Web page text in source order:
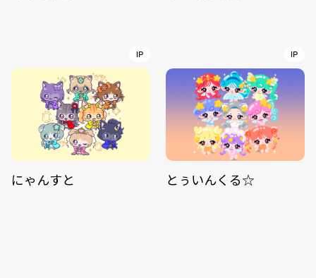
IP
にゃんすと
IP
とぅいんくる☆